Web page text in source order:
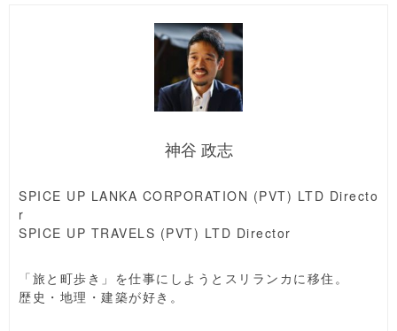
神谷 政志
SPICE UP LANKA CORPORATION (PVT) LTD Directo
r
SPICE UP TRAVELS (PVT) LTD Director
「旅と町歩き」を仕事にしようとスリランカに移住。
歴史・地理・建築が好き。